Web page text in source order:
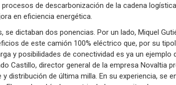
de descarbonización de la cadena
en eficiencia energética.
se dictaban dos ponencias. Por un lado, Miquel
de este camión 100% eléctrico que, por su
y posibilidades de conectividad es ya un ejemplo
Castillo, director general de la empresa Novaltia
distribución de última milla. En su experiencia, se